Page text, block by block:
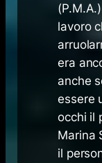
lavoro
era
anche
essere
occhi il
Marina
il